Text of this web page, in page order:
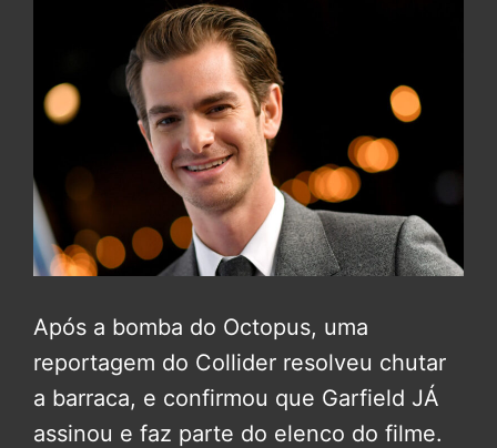
Após a bomba do Octopus, uma
reportagem do Collider resolveu chutar
a barraca, e confirmou que Garfield JÁ
assinou e faz parte do elenco do filme.